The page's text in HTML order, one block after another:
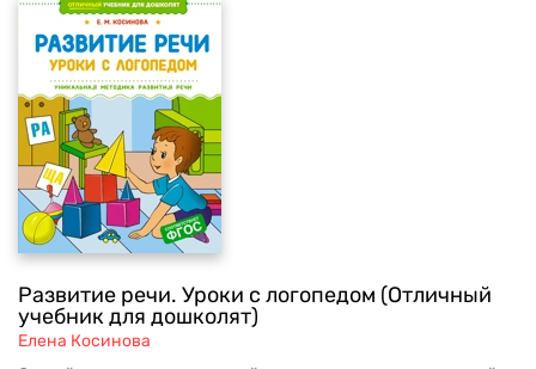
Развитие речи. Уроки с логопедом (Отличный
учебник для дошколят)
Елена Косинова